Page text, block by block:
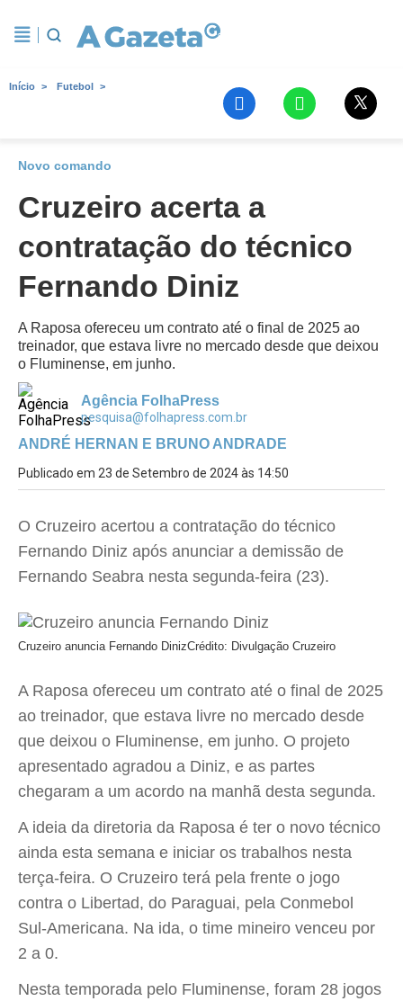
Início Futebol
Novo comando
Cruzeiro acerta a
contratação do técnico
Fernando Diniz
A Raposa ofereceu um contrato até o final de 2025 ao
treinador, que estava livre no mercado desde que deixou
o Fluminense, em junho.
Agência FolhaPress
pesquisa@folhapress.com.br
ANDRÉ HERNAN E BRUNO ANDRADE
Publicado em 23 de Setembro de 2024 às 14:50
O Cruzeiro acertou a contratação do técnico
Fernando Diniz após anunciar a demissão de
Fernando Seabra nesta segunda-feira (23).
Cruzeiro anuncia Fernando DinizCrédito: Divulgação Cruzeiro
A Raposa ofereceu um contrato até o final de 2025
ao treinador, que estava livre no mercado desde
que deixou o Fluminense, em junho. O projeto
apresentado agradou a Diniz, e as partes
chegaram a um acordo na manhã desta segunda.
A ideia da diretoria da Raposa é ter o novo técnico
ainda esta semana e iniciar os trabalhos nesta
terça-feira. O Cruzeiro terá pela frente o jogo
contra o Libertad, do Paraguai, pela Conmebol
Sul-Americana. Na ida, o time mineiro venceu por
2 a 0.
Nesta temporada pelo Fluminense, foram 28 jogos